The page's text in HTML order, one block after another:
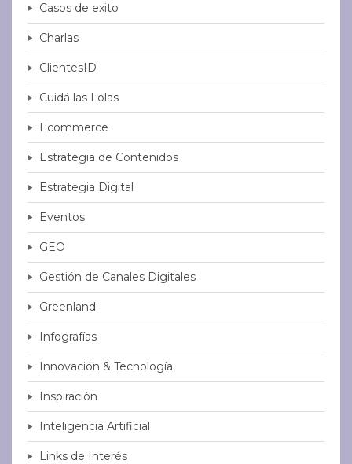
Casos de exito
Charlas
ClientesID
Cuidá las Lolas
Ecommerce
Estrategia de Contenidos
Estrategia Digital
Eventos
GEO
Gestión de Canales Digitales
Greenland
Infografías
Innovación & Tecnología
Inspiración
Inteligencia Artificial
Links de Interés